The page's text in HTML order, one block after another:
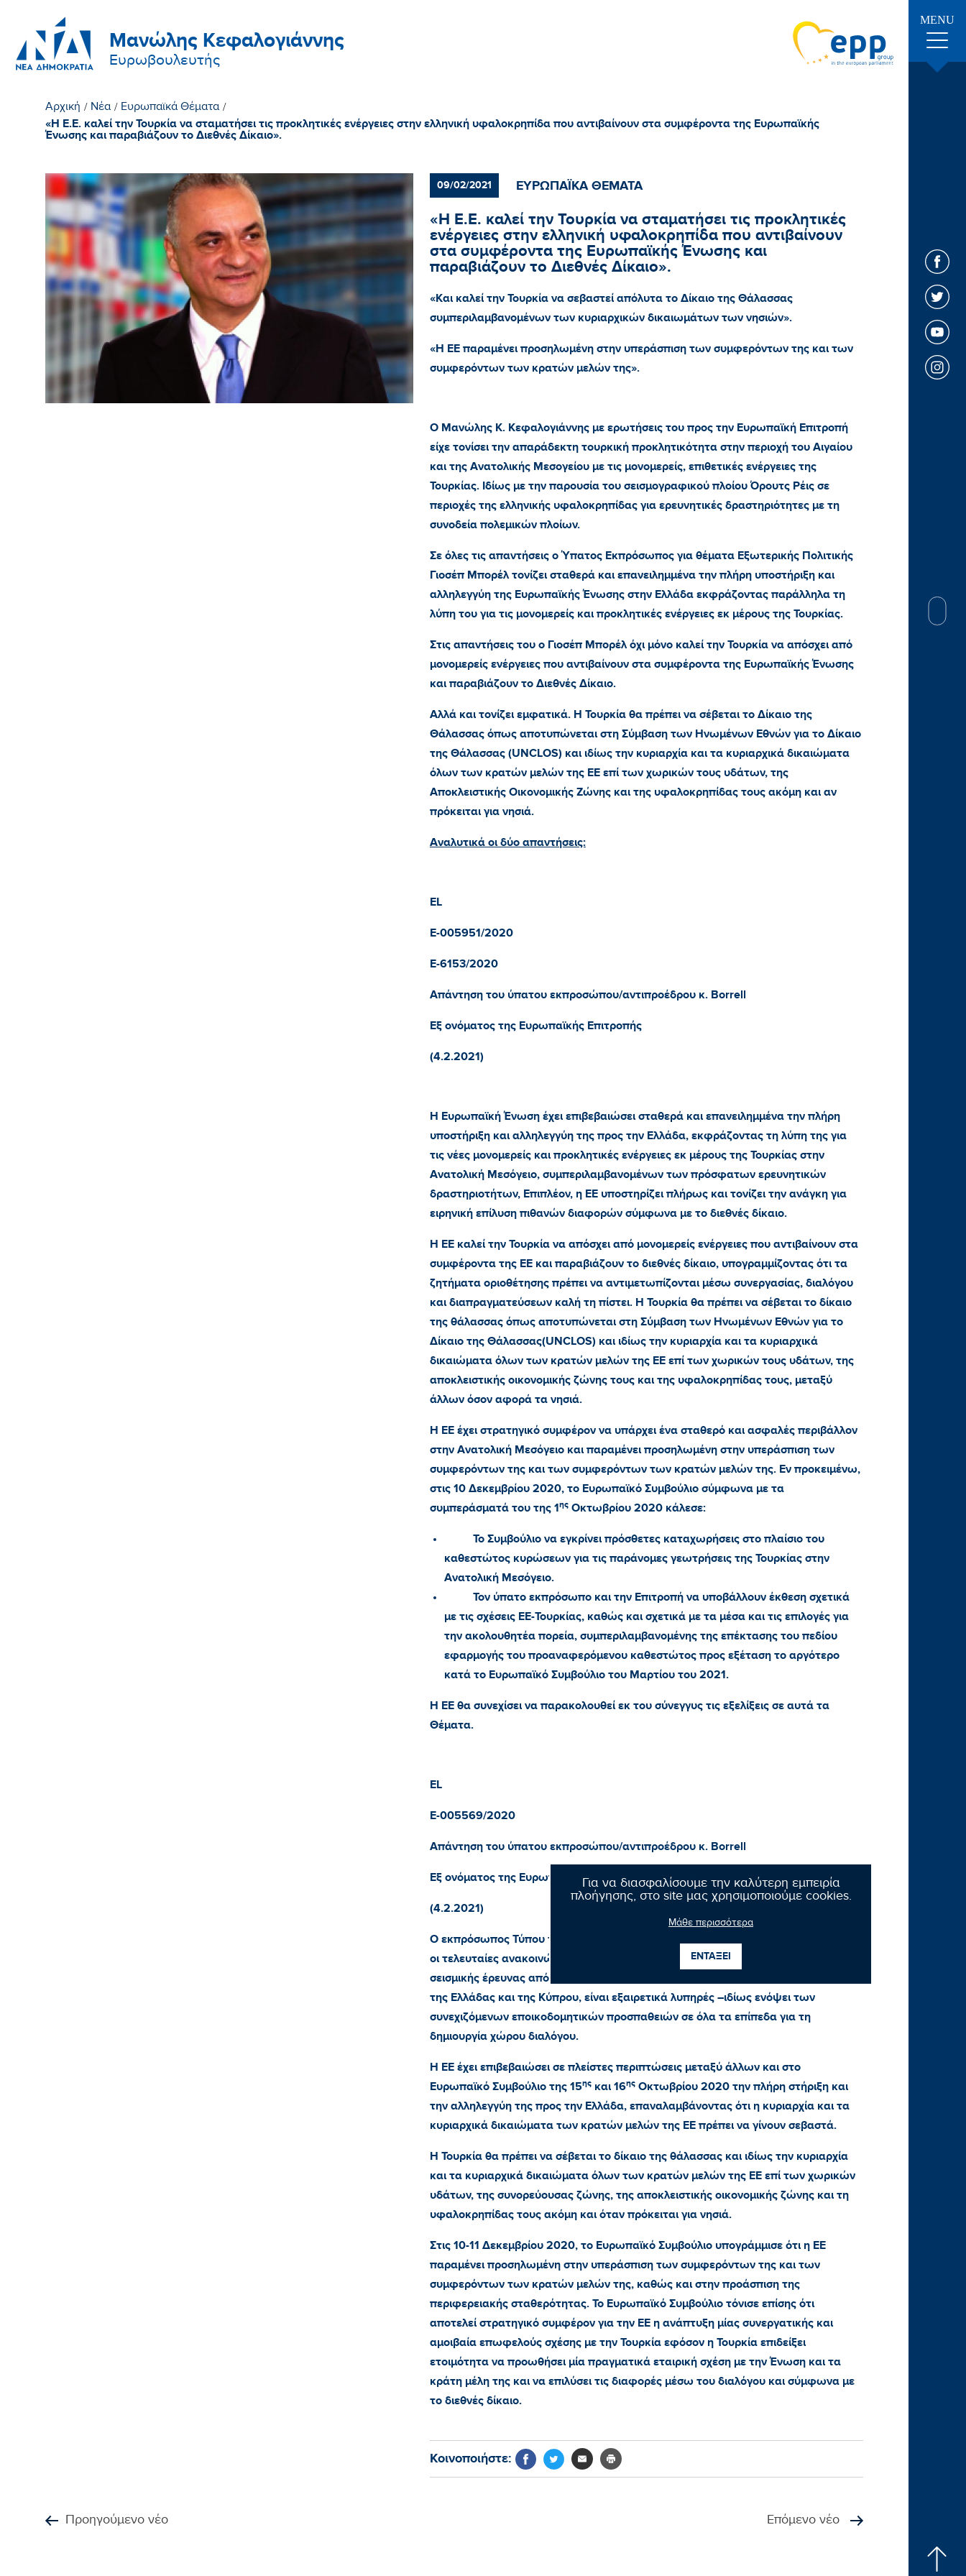
Μανώλης Κεφαλογιάννης
Ευρωβουλευτής
MENU
Για να διασφαλίσουμε την καλύτερη εμπειρία
πλοήγησης, στο site μας χρησιμοποιούμε cookies.
Μάθε περισσότερα
ΕΝΤΑΞΕΙ
Αρχική / Νέα / Ευρωπαϊκά Θέματα /
«Η Ε.Ε. καλεί την Τουρκία να σταματήσει τις προκλητικές ενέργειες στην ελληνική υφαλοκρηπίδα που αντιβαίνουν στα συμφέροντα της Ευρωπαϊκής
Ένωσης και παραβιάζουν το Διεθνές Δίκαιο».
09/02/2021 ΕΥΡΩΠΑΪΚΑ ΘΕΜΑΤΑ
«Η Ε.Ε. καλεί την Τουρκία να σταματήσει τις προκλητικές
ενέργειες στην ελληνική υφαλοκρηπίδα που αντιβαίνουν
στα συμφέροντα της Ευρωπαϊκής Ένωσης και
παραβιάζουν το Διεθνές Δίκαιο».
«Και καλεί την Τουρκία να σεβαστεί απόλυτα το Δίκαιο της Θάλασσας
συμπεριλαμβανομένων των κυριαρχικών δικαιωμάτων των νησιών».
«Η ΕΕ παραμένει προσηλωμένη στην υπεράσπιση των συμφερόντων της και των
συμφερόντων των κρατών μελών της».
Ο Μανώλης Κ. Κεφαλογιάννης με ερωτήσεις του προς την Ευρωπαϊκή Επιτροπή
είχε τονίσει την απαράδεκτη τουρκική προκλητικότητα στην περιοχή του Αιγαίου
και της Ανατολικής Μεσογείου με τις μονομερείς, επιθετικές ενέργειες της
Τουρκίας. Ιδίως με την παρουσία του σεισμογραφικού πλοίου Όρουτς Ρέις σε
περιοχές της ελληνικής υφαλοκρηπίδας για ερευνητικές δραστηριότητες με τη
συνοδεία πολεμικών πλοίων.
Σε όλες τις απαντήσεις ο Ύπατος Εκπρόσωπος για θέματα Εξωτερικής Πολιτικής
Γιοσέπ Μπορέλ τονίζει σταθερά και επανειλημμένα την πλήρη υποστήριξη και
αλληλεγγύη της Ευρωπαϊκής Ένωσης στην Ελλάδα εκφράζοντας παράλληλα τη
λύπη του για τις μονομερείς και προκλητικές ενέργειες εκ μέρους της Τουρκίας.
Στις απαντήσεις του ο Γιοσέπ Μπορέλ όχι μόνο καλεί την Τουρκία να απόσχει από
μονομερείς ενέργειες που αντιβαίνουν στα συμφέροντα της Ευρωπαϊκής Ένωσης
και παραβιάζουν το Διεθνές Δίκαιο.
Αλλά και τονίζει εμφατικά. Η Τουρκία θα πρέπει να σέβεται το Δίκαιο της
Θάλασσας όπως αποτυπώνεται στη Σύμβαση των Ηνωμένων Εθνών για το Δίκαιο
της Θάλασσας (UNCLOS) και ιδίως την κυριαρχία και τα κυριαρχικά δικαιώματα
όλων των κρατών μελών της ΕΕ επί των χωρικών τους υδάτων, της
Αποκλειστικής Οικονομικής Ζώνης και της υφαλοκρηπίδας τους ακόμη και αν
πρόκειται για νησιά.
Αναλυτικά οι δύο απαντήσεις:
EL
E-005951/2020
E-6153/2020
Απάντηση του ύπατου εκπροσώπου/αντιπροέδρου κ. Borrell
Εξ ονόματος της Ευρωπαϊκής Επιτροπής
(4.2.2021)
Η Ευρωπαϊκή Ένωση έχει επιβεβαιώσει σταθερά και επανειλημμένα την πλήρη
υποστήριξη και αλληλεγγύη της προς την Ελλάδα, εκφράζοντας τη λύπη της για
τις νέες μονομερείς και προκλητικές ενέργειες εκ μέρους της Τουρκίας στην
Ανατολική Μεσόγειο, συμπεριλαμβανομένων των πρόσφατων ερευνητικών
δραστηριοτήτων, Επιπλέον, η ΕΕ υποστηρίζει πλήρως και τονίζει την ανάγκη για
ειρηνική επίλυση πιθανών διαφορών σύμφωνα με το διεθνές δίκαιο.
Η ΕΕ καλεί την Τουρκία να απόσχει από μονομερείς ενέργειες που αντιβαίνουν στα
συμφέροντα της ΕΕ και παραβιάζουν το διεθνές δίκαιο, υπογραμμίζοντας ότι τα
ζητήματα οριοθέτησης πρέπει να αντιμετωπίζονται μέσω συνεργασίας, διαλόγου
και διαπραγματεύσεων καλή τη πίστει. Η Τουρκία θα πρέπει να σέβεται το δίκαιο
της θάλασσας όπως αποτυπώνεται στη Σύμβαση των Ηνωμένων Εθνών για το
Δίκαιο της Θάλασσας(UNCLOS) και ιδίως την κυριαρχία και τα κυριαρχικά
δικαιώματα όλων των κρατών μελών της ΕΕ επί των χωρικών τους υδάτων, της
αποκλειστικής οικονομικής ζώνης τους και της υφαλοκρηπίδας τους, μεταξύ
άλλων όσον αφορά τα νησιά.
Η ΕΕ έχει στρατηγικό συμφέρον να υπάρχει ένα σταθερό και ασφαλές περιβάλλον
στην Ανατολική Μεσόγειο και παραμένει προσηλωμένη στην υπεράσπιση των
συμφερόντων της και των συμφερόντων των κρατών μελών της. Εν προκειμένω,
στις 10 Δεκεμβρίου 2020, το Ευρωπαϊκό Συμβούλιο σύμφωνα με τα
συμπεράσματά του της 1ηςΟκτωβρίου 2020 κάλεσε:
Το Συμβούλιο να εγκρίνει πρόσθετες καταχωρήσεις στο πλαίσιο του
καθεστώτος κυρώσεων για τις παράνομες γεωτρήσεις της Τουρκίας στην
Ανατολική Μεσόγειο.
Τον ύπατο εκπρόσωπο και την Επιτροπή να υποβάλλουν έκθεση σχετικά
με τις σχέσεις ΕΕ-Τουρκίας, καθώς και σχετικά με τα μέσα και τις επιλογές για
την ακολουθητέα πορεία, συμπεριλαμβανομένης της επέκτασης του πεδίου
εφαρμογής του προαναφερόμενου καθεστώτος προς εξέταση το αργότερο
κατά το Ευρωπαϊκό Συμβούλιο του Μαρτίου του 2021.
Η ΕΕ θα συνεχίσει να παρακολουθεί εκ του σύνεγγυς τις εξελίξεις σε αυτά τα
Θέματα.
EL
E-005569/2020
Απάντηση του ύπατου εκπροσώπου/αντιπροέδρου κ. Borrell
Εξ ονόματος της Ευρωπαϊκής Επιτροπής
(4.2.2021)
Ο εκπρόσωπος Τύπου της Ευρωπαϊκής Υπηρεσίας Εξωτερικής Δράσης δήλωσε ότι
οι τελευταίες ανακοινώσεις
και η συνέχιση των δραστηριοτήτων
σεισμικής έρευνας από την Τουρκία, οι οποίες επηρεάζουν τις θαλάσσιες ζώνες
της Ελλάδας και της Κύπρου, είναι εξαιρετικά λυπηρές –ιδίως ενόψει των
συνεχιζόμενων εποικοδομητικών προσπαθειών σε όλα τα επίπεδα για τη
δημιουργία χώρου διαλόγου.
Η ΕΕ έχει επιβεβαιώσει σε πλείστες περιπτώσεις μεταξύ άλλων και στο
Ευρωπαϊκό Συμβούλιο της 15ηςκαι 16ηςΟκτωβρίου 2020 την πλήρη στήριξη και
την αλληλεγγύη της προς την Ελλάδα, επαναλαμβάνοντας ότι η κυριαρχία και τα
κυριαρχικά δικαιώματα των κρατών μελών της ΕΕ πρέπει να γίνουν σεβαστά.
Η Τουρκία θα πρέπει να σέβεται το δίκαιο της θάλασσας και ιδίως την κυριαρχία
και τα κυριαρχικά δικαιώματα όλων των κρατών μελών της ΕΕ επί των χωρικών
υδάτων, της συνορεύουσας ζώνης, της αποκλειστικής οικονομικής ζώνης και τη
υφαλοκρηπίδας τους ακόμη και όταν πρόκειται για νησιά.
Στις 10-11 Δεκεμβρίου 2020, το Ευρωπαϊκό Συμβούλιο υπογράμμισε ότι η ΕΕ
παραμένει προσηλωμένη στην υπεράσπιση των συμφερόντων της και των
συμφερόντων των κρατών μελών της, καθώς και στην προάσπιση της
περιφερειακής σταθερότητας. Το Ευρωπαϊκό Συμβούλιο τόνισε επίσης ότι
αποτελεί στρατηγικό συμφέρον για την ΕΕ η ανάπτυξη μίας συνεργατικής και
αμοιβαία επωφελούς σχέσης με την Τουρκία εφόσον η Τουρκία επιδείξει
ετοιμότητα να προωθήσει μία πραγματικά εταιρική σχέση με την Ένωση και τα
κράτη μέλη της και να επιλύσει τις διαφορές μέσω του διαλόγου και σύμφωνα με
το διεθνές δίκαιο.
Κοινοποιήστε:
Προηγούμενο νέο Επόμενο νέο